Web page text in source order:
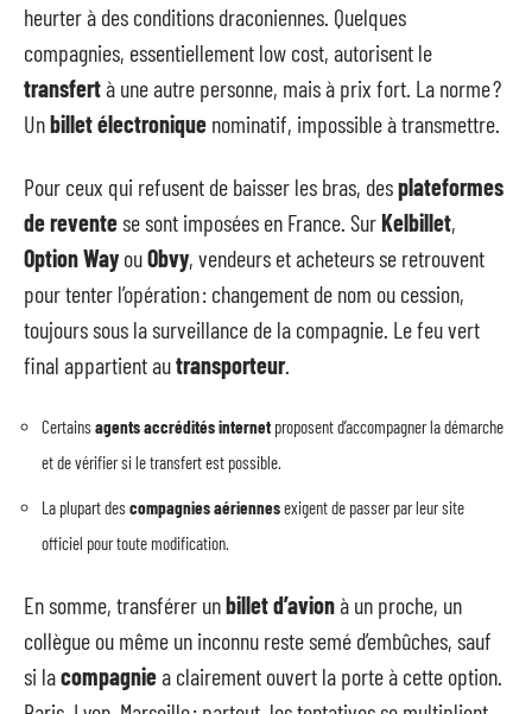
heurter à des conditions draconiennes. Quelques
compagnies, essentiellement low cost, autorisent le
transfertà une autre personne, mais à prix fort. La norme ?
Unbillet électronique nominatif, impossible à transmettre.
Pour ceux qui refusent de baisser les bras, desplateformes
de reventese sont imposées en France. SurKelbillet,
Option WayouObvy, vendeurs et acheteurs se retrouvent
pour tenter l’opération : changement de nom ou cession,
toujours sous la surveillance de la compagnie. Le feu vert
final appartient autransporteur.
Certains agents accrédités internet proposent d’accompagner la démarche
et de vérifier si le transfert est possible.
La plupart des compagnies aériennesexigent de passer par leur site
officiel pour toute modification.
En somme, transférer unbillet d’avionà un proche, un
collègue ou même un inconnu reste semé d’embûches, sauf
si lacompagniea clairement ouvert la porte à cette option.